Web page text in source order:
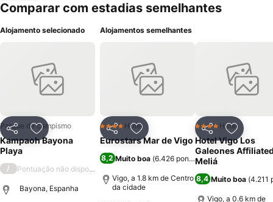
Comparar com estadias semelhantes
Alojamento selecionado
PartilharAdicionar aos favoritos
Parque de campismo
Kampaoh Bayona
Playa
/ Pontuação não disponível
Bayona, Espanha
Alojamentos semelhantes
PartilharAdicionar aos favoritos
4 EstrelasHotel
Eurostars Mar de Vigo
8,2 Muito boa (6.426 pontuações)
Vigo, a 1.8 km de Centro
da cidade
Partilhar
4 EstrelasHotel
Hotel Vigo Los
Galeones
Meliá
8,4 Muito boa (4.211
Vigo, a 0.6 km de